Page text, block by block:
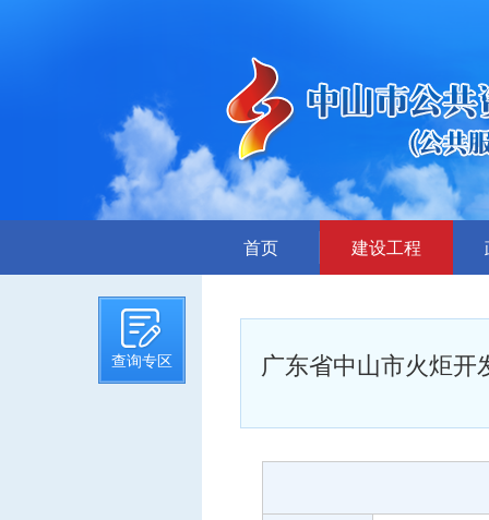
查询专区
首页 建设工程
招标文件提前公示
招标公告
评标结果公示
广东省中山市火炬